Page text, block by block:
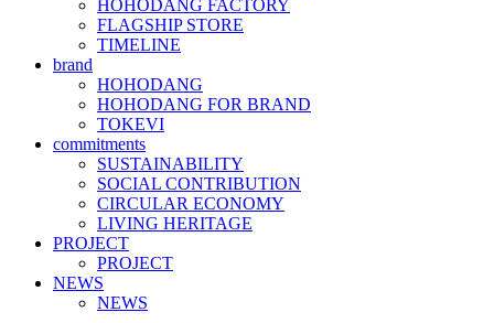
HOHODANG FACTORY
FLAGSHIP STORE
TIMELINE
brand
HOHODANG
HOHODANG FOR BRAND
TOKEVI
commitments
SUSTAINABILITY
SOCIAL CONTRIBUTION
CIRCULAR ECONOMY
LIVING HERITAGE
PROJECT
PROJECT
NEWS
NEWS